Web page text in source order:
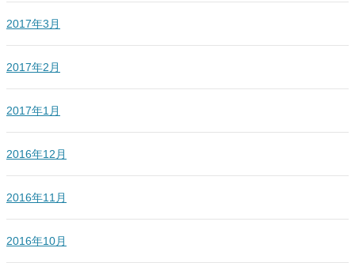
2017年3月
2017年2月
2017年1月
2016年12月
2016年11月
2016年10月